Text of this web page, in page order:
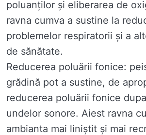
poluanților și eliberarea de
ravna cumva a sustine la
problemelor respiratorii și a
de sănătate.
Reducerea poluării fonice:
grădină pot a sustine, de
reducerea poluării fonice
undelor sonore. Aiest ravna
ambianta mai liniștit și mai